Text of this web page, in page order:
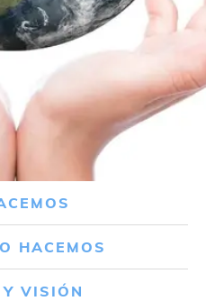
HACEMOS
VISIÓN